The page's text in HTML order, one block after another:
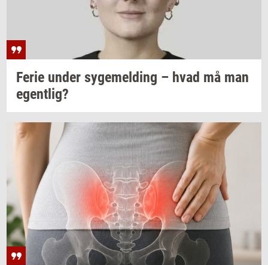
Ferie under sy­ge­mel­ding – hvad må man
egent­lig?